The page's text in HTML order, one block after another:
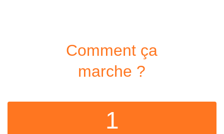
Comment ça
marche ?
1